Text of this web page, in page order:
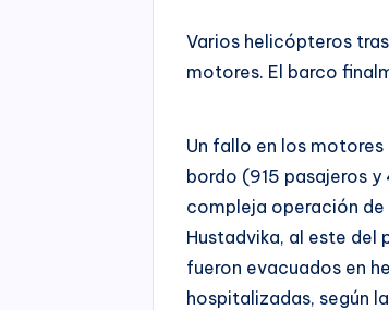
Varios helicópteros
motores. El barco
Un fallo en los motores
bordo (915 pasajeros
compleja operación
Hustadvika, al este del
fueron evacuados en
hospitalizadas, según